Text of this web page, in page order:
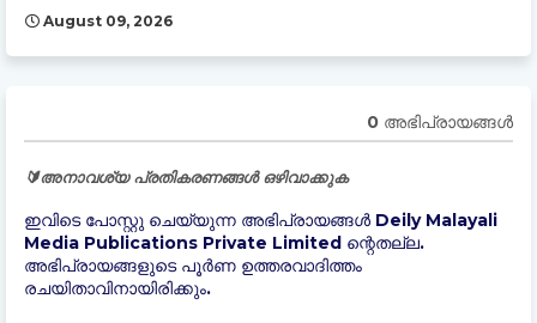
August 09, 2026
0 അഭിപ്രായങ്ങള്‍
🔰അനാവശ്യ പ്രതികരണങ്ങൾ ഒഴിവാക്കുക
ഇവിടെ പോസ്റ്റു ചെയ്യുന്ന അഭിപ്രായങ്ങൾ Deily Malayali
Media Publications Private Limited ന്റെതല്ല.
അഭിപ്രായങ്ങളുടെ പൂർണ ഉത്തരവാദിത്തം
രചയിതാവിനായിരിക്കും.